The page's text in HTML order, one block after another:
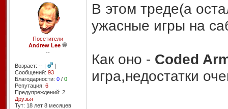
Посетители
Andrew Lee
--
Возраст: -- |
|
Сообщений: 93
Благодарности: 0/ 0
Репутация: 6
Предупреждений: 2
Друзья
Тут: 18 лет 8 месяцев
В этом треде(а
ужасные игры на
Как оно - Coded
игра,недостатки